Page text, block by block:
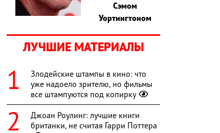
Сэмом
Уортингтоном
ЛУЧШИЕ МАТЕРИАЛЫ
Злодейские штампы в кино: что
уже надоело зрителю, но фильмы
все штампуются под копирку
Джоан Роулинг: лучшие книги
британки, не считая Гарри Поттера